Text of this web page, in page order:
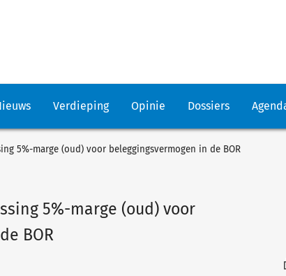
Verdieping Opinie Dossiers
5%-marge (oud) voor beleggingsvermogen in de BOR
5%-marge (oud) voor
BOR